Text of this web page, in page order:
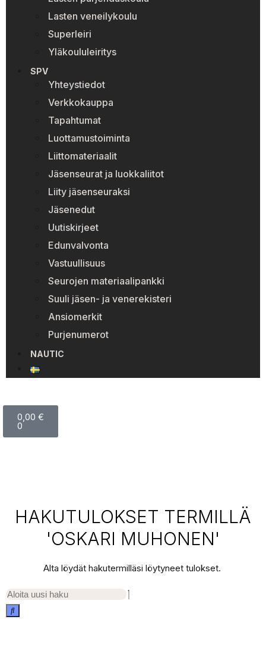
Lasten veneilykoulu
Superleiri
Yläkoululeiritys
SPV
Yhteystiedot
Verkkokauppa
Tapahtumat
Luottamustoiminta
Liittomateriaalit
Jäsenseurat ja luokkaliitot
Liity jäsenseuraksi
Jäsenedut
Uutiskirjeet
Edunvalvonta
Vastuullisuus
Seurojen materiaalipankki
Suuli jäsen- ja venerekisteri
Ansiomerkit
Purjenumerot
NAUTIC
0,00 €
0
HAKUTULOKSET TERMILLÄ
'OSKARI MUHONEN'
Alta löydät hakutermilläsi löytyneet tulokset.